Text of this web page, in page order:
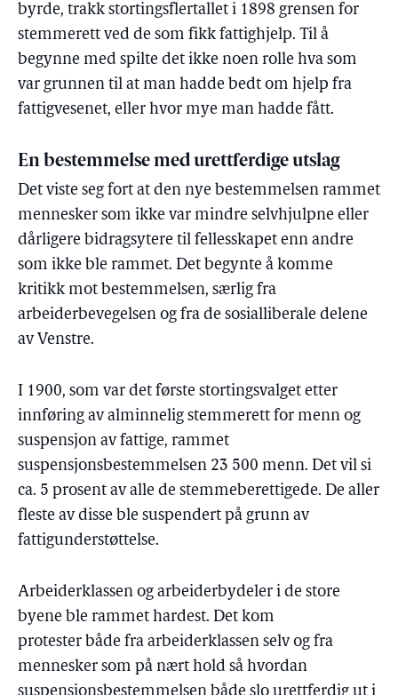
byrde, trakk stortingsflertallet i 1898 grensen for
stemmerett ved de som fikk fattighjelp. Til å
begynne med spilte det ikke noen rolle hva som
var grunnen til at man hadde bedt om hjelp fra
fattigvesenet, eller hvor mye man hadde fått.
En bestemmelse med urettferdige utslag
Det viste seg fort at den nye bestemmelsen rammet
mennesker som ikke var mindre selvhjulpne eller
dårligere bidragsytere til fellesskapet enn andre
som ikke ble rammet. Det begynte å komme
kritikk mot bestemmelsen, særlig fra
arbeiderbevegelsen og fra de sosialliberale delene
av Venstre.
I 1900, som var det første stortingsvalget etter
innføring av alminnelig stemmerett for menn og
suspensjon av fattige, rammet
suspensjonsbestemmelsen 23 500 menn. Det vil si
ca. 5 prosent av alle de stemmeberettigede. De aller
fleste av disse ble suspendert på grunn av
fattigunderstøttelse.
Arbeiderklassen og arbeiderbydeler i de store
byene ble rammet hardest. Det kom
protester både fra arbeiderklassen selv og fra
mennesker som på nært hold så hvordan